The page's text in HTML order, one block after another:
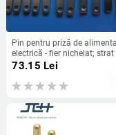
Pin pentru priză de
electrică - fier nichelat; strat
cupru după nichel pentru
conductivitate
reglementări chineze/
73.15 Lei